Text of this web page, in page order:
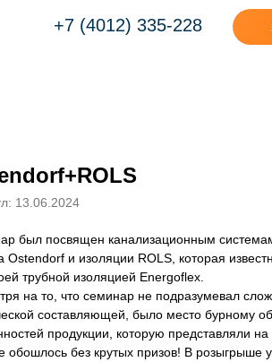
+7 (4012) 335-228
13.06.2024
был посвящен канализационным
Ostendorf и изоляции ROLS, которая
трубной изоляцией Energoflex.
на то, что семинар не подразумевал
составляющей, было место бурному
продукции, которую представляли на
обошлось без крутых призов! В розыгрыше